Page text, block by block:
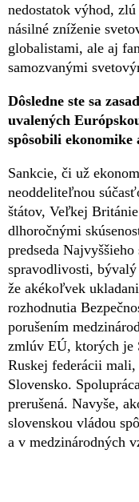
nedostatok výhod,
násilné zníženie
globalistami, ale aj
samozvanými
Dôsledne ste sa
uvalených
spôsobili ekonomike
Sankcie, či už
neoddeliteľnou
štátov, Veľkej
dlhoročnými
predseda
spravodlivosti, bývalý
že akékoľvek
rozhodnutia
porušením
zmlúv EÚ, ktorých je
Ruskej federácii
Slovensko.
prerušená. Navyše,
slovenskou vládou
a v medzinárodných